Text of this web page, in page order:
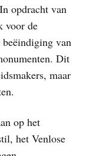
opdracht van
voor de
van
Dit
maar
op het
het Venlose